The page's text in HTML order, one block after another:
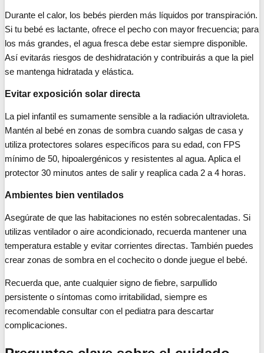
Durante el calor, los bebés pierden más líquidos por transpiración.
Si tu bebé es lactante, ofrece el pecho con mayor frecuencia; para
los más grandes, el agua fresca debe estar siempre disponible.
Así evitarás riesgos de deshidratación y contribuirás a que la piel
se mantenga hidratada y elástica.
Evitar exposición solar directa
La piel infantil es sumamente sensible a la radiación ultravioleta.
Mantén al bebé en zonas de sombra cuando salgas de casa y
utiliza protectores solares específicos para su edad, con FPS
mínimo de 50, hipoalergénicos y resistentes al agua. Aplica el
protector 30 minutos antes de salir y reaplica cada 2 a 4 horas.
Ambientes bien ventilados
Asegúrate de que las habitaciones no estén sobrecalentadas. Si
utilizas ventilador o aire acondicionado, recuerda mantener una
temperatura estable y evitar corrientes directas. También puedes
crear zonas de sombra en el cochecito o donde juegue el bebé.
Recuerda que, ante cualquier signo de fiebre, sarpullido
persistente o síntomas como irritabilidad, siempre es
recomendable consultar con el pediatra para descartar
complicaciones.